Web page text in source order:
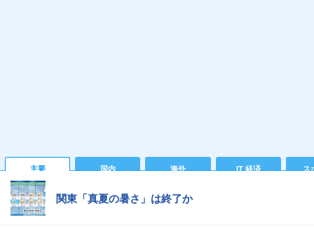
主要 国内 海外 IT 経済 ス
関東「真夏の暑さ」は終了か